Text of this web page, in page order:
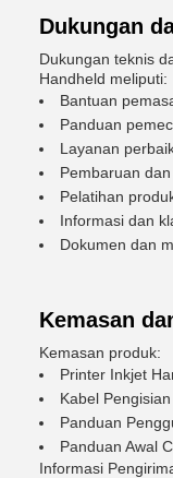
Dukungan
Dukungan teknis
Handheld meliputi:
Bantuan
Panduan
Layanan
Pembaruan
Pelatihan
Informasi dan
Dokumen dan
Kemasan
Kemasan produk:
Printer Inkjet
Kabel
Panduan
Panduan Awal
Informasi